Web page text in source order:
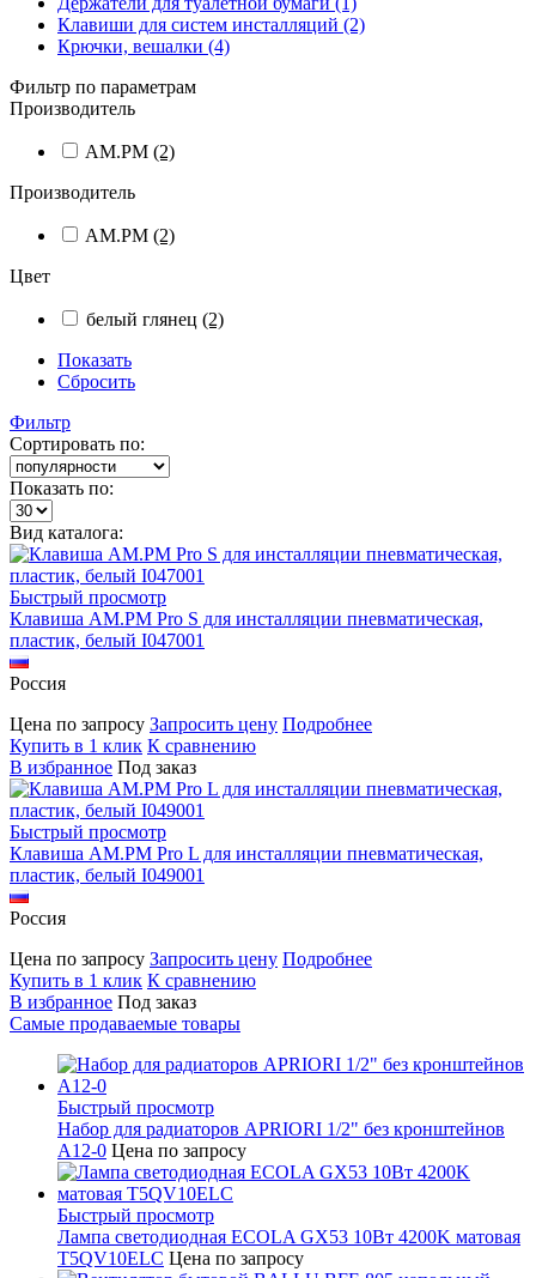
Клавиши для систем инсталляций (2)
Крючки, вешалки (4)
Фильтр по параметрам
Производитель
AM.PM (2)
Производитель
AM.PM (2)
Цвет
белый глянец (2)
Показать
Сбросить
Фильтр
Сортировать по:
Показать по:
Вид каталога:
Быстрый просмотр
Клавиша AM.PM Pro S для инсталляции пневматическая,
пластик, белый I047001
Россия
Цена по запросу Запросить цену Подробнее
Купить в 1 клик К сравнению
В избранное Под заказ
Быстрый просмотр
Клавиша AM.PM Pro L для инсталляции пневматическая,
пластик, белый I049001
Россия
Цена по запросу Запросить цену Подробнее
Купить в 1 клик К сравнению
В избранное Под заказ
Самые продаваемые товары
Быстрый просмотр
Набор для радиаторов APRIORI 1/2" без кронштейнов
A12-0 Цена по запросу
Быстрый просмотр
Лампа светодиодная ECOLA GX53 10Вт 4200K матовая
T5QV10ELC Цена по запросу